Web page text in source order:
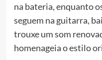
na bateria, enquanto
seguem na guitarra,
trouxe um som
homenageia o estilo